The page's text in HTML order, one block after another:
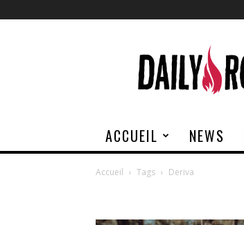
Rock
ACCUEIL NEWS
Accueil Tags Deriva